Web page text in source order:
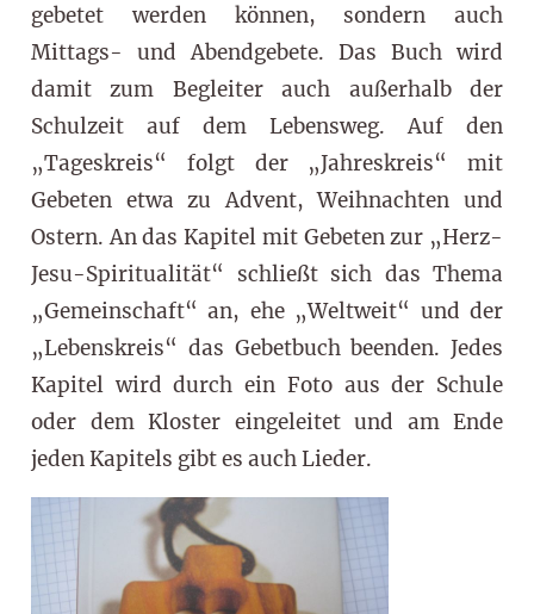
gebetet werden können, sondern auch
Mittags- und Abendgebete. Das Buch wird
damit zum Begleiter auch außerhalb der
Schulzeit auf dem Lebensweg. Auf den
„Tageskreis“ folgt der „Jahreskreis“ mit
Gebeten etwa zu Advent, Weihnachten und
Ostern. An das Kapitel mit Gebeten zur „Herz-
Jesu-Spiritualität“ schließt sich das Thema
„Gemeinschaft“ an, ehe „Weltweit“ und der
„Lebenskreis“ das Gebetbuch beenden. Jedes
Kapitel wird durch ein Foto aus der Schule
oder dem Kloster eingeleitet und am Ende
jeden Kapitels gibt es auch Lieder.